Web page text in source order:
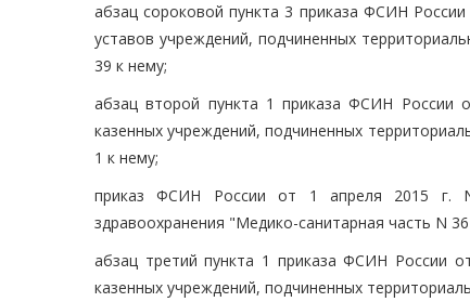
абзац сороковой пункта 3 приказа ФСИН
уставов учреждений, подчиненных
39 к нему;
абзац второй пункта 1 приказа ФСИН России
казенных учреждений, подчиненных
1 к нему;
приказ ФСИН России от 1 апреля 2015 г. N
здравоохранения "Медико-санитарная часть N
абзац третий пункта 1 приказа ФСИН России
казенных учреждений, подчиненных